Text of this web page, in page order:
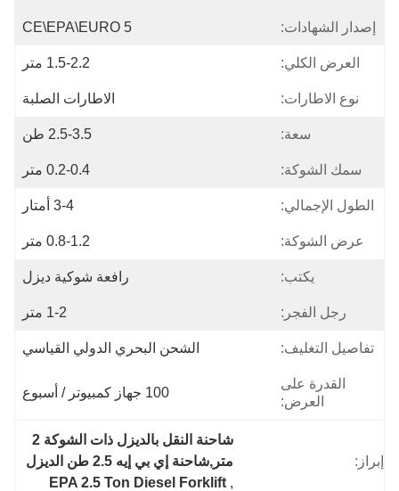
إصدار الشهادات: CE\EPA\EURO 5
العرض الكلي: 1.5-2.2 متر
نوع الاطارات: الاطارات الصلبة
سعة: 2.5-3.5 طن
سمك الشوكة: 0.2-0.4 متر
الطول الإجمالي: 3-4 أمتار
عرض الشوكة: 0.8-1.2 متر
يكتب: رافعة شوكية ديزل
رجل الفجر: 1-2 متر
تفاصيل التغليف: الشحن البحري الدولي القياسي
القدرة على
العرض:
100 جهاز كمبيوتر / أسبوع
إبراز:
شاحنة النقل بالديزل ذات الشوكة 2
متر,شاحنة إي بي إيه 2.5 طن الديزل
,
EPA 2.5 Ton Diesel Forklift